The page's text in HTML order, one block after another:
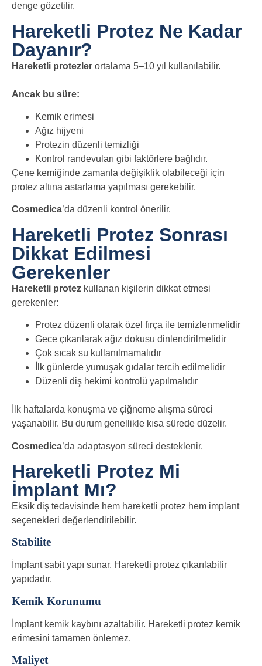
denge gözetilir.
Hareketli Protez Ne Kadar
Dayanır?
Hareketli protezler ortalama 5–10 yıl kullanılabilir.
Ancak bu süre:
Kemik erimesi
Ağız hijyeni
Protezin düzenli temizliği
Kontrol randevuları gibi faktörlere bağlıdır.
Çene kemiğinde zamanla değişiklik olabileceği için
protez altına astarlama yapılması gerekebilir.
Cosmedica’da düzenli kontrol önerilir.
Hareketli Protez Sonrası
Dikkat Edilmesi
Gerekenler
Hareketli protez kullanan kişilerin dikkat etmesi
gerekenler:
Protez düzenli olarak özel fırça ile temizlenmelidir
Gece çıkarılarak ağız dokusu dinlendirilmelidir
Çok sıcak su kullanılmamalıdır
İlk günlerde yumuşak gıdalar tercih edilmelidir
Düzenli diş hekimi kontrolü yapılmalıdır
İlk haftalarda konuşma ve çiğneme alışma süreci
yaşanabilir. Bu durum genellikle kısa sürede düzelir.
Cosmedica’da adaptasyon süreci desteklenir.
Hareketli Protez Mi
İmplant Mı?
Eksik diş tedavisinde hem hareketli protez hem implant
seçenekleri değerlendirilebilir.
Stabilite
İmplant sabit yapı sunar. Hareketli protez çıkarılabilir
yapıdadır.
Kemik Korunumu
İmplant kemik kaybını azaltabilir. Hareketli protez kemik
erimesini tamamen önlemez.
Maliyet